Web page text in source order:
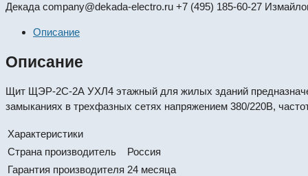
Декада company@dekada-electro.ru +7 (495) 185-60-27
Описание
Описание
Щит ЩЭР-2С-2А УХЛ4 этажный для жилых зданий
замыканиях в трехфазных сетях напряжением 380/220В,
Характеристики
Страна производитель
Россия
Гарантия производителя 24 месяца